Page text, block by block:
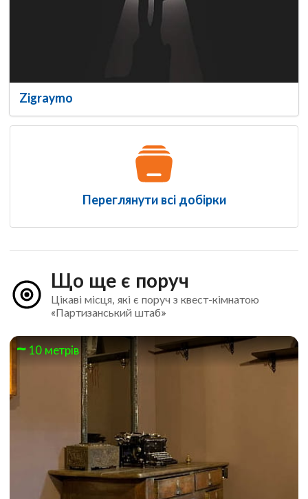
Zigraymo
Переглянути всі добірки
Що ще є поруч
Цікаві місця, які є поруч з квест-кімнатою
«Партизанський штаб»
10 метрів